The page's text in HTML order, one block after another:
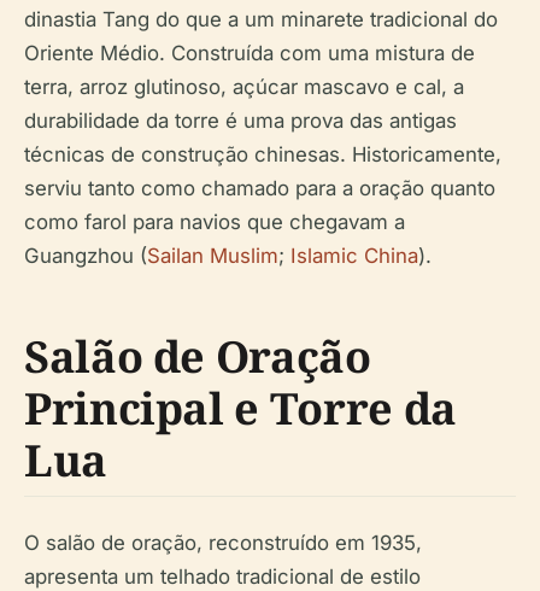
dinastia Tang do que a um minarete tradicional do
Oriente Médio. Construída com uma mistura de
terra, arroz glutinoso, açúcar mascavo e cal, a
durabilidade da torre é uma prova das antigas
técnicas de construção chinesas. Historicamente,
serviu tanto como chamado para a oração quanto
como farol para navios que chegavam a
Guangzhou (Sailan Muslim; Islamic China).
Salão de Oração
Principal e Torre da
Lua
O salão de oração, reconstruído em 1935,
apresenta um telhado tradicional de estilo